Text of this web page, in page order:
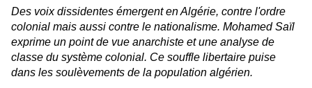
Des voix dissidentes émergent en Algérie, contre l'ordre
colonial mais aussi contre le nationalisme. Mohamed Saïl
exprime un point de vue anarchiste et une analyse de
classe du système colonial. Ce souffle libertaire puise
dans les soulèvements de la population algérien.